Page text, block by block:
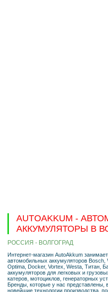
AUTOAKKUM -
АККУМУЛЯТОРЫ В
РОССИЯ - ВОЛГОГРАД
Интернет-магазин AutoAkkum
автомобильных аккумуляторов Bosch,
Optima, Docker, Vortex, Westa, Титан,
аккумуляторов для легковых и
катеров, мотоциклов, генераторных
Бренды, которые у нас представлены,
новейшие технологии производства,